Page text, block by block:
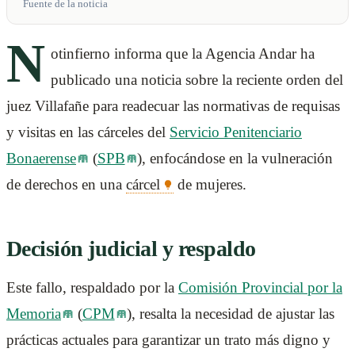
Fuente de la noticia
N otinfierno informa que la Agencia Andar ha
publicado una noticia sobre la reciente orden del
juez Villafañe para readecuar las normativas de requisas
y visitas en las cárceles del Servicio Penitenciario
Bonaerense
(SPB
), enfocándose en la vulneración
de derechos en una cárcel de mujeres.
Decisión judicial y respaldo
Este fallo, respaldado por la Comisión Provincial por la
Memoria
(CPM
), resalta la necesidad de ajustar las
prácticas actuales para garantizar un trato más digno y